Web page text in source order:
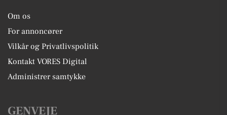
Om os
For annoncører
Vilkår og Privatlivspolitik
Kontakt VORES Digital
Administrer samtykke
GENVEJE